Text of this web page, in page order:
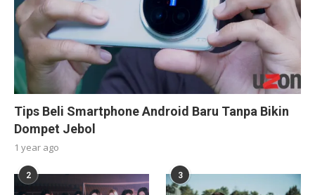
Tips Beli Smartphone Android Baru Tanpa Bikin
Dompet Jebol
1 year ago
2 3